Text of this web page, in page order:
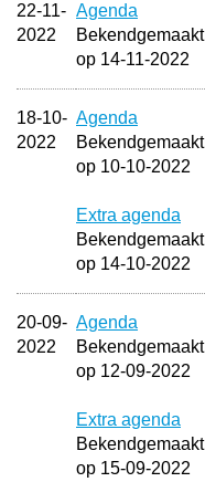
22-11-
2022
Agenda
Bekendgemaakt
op 14-11-2022
18-10-
2022
Agenda
Bekendgemaakt
op 10-10-2022
Extra agenda
Bekendgemaakt
op 14-10-2022
20-09-
2022
Agenda
Bekendgemaakt
op 12-09-2022
Extra agenda
Bekendgemaakt
op 15-09-2022